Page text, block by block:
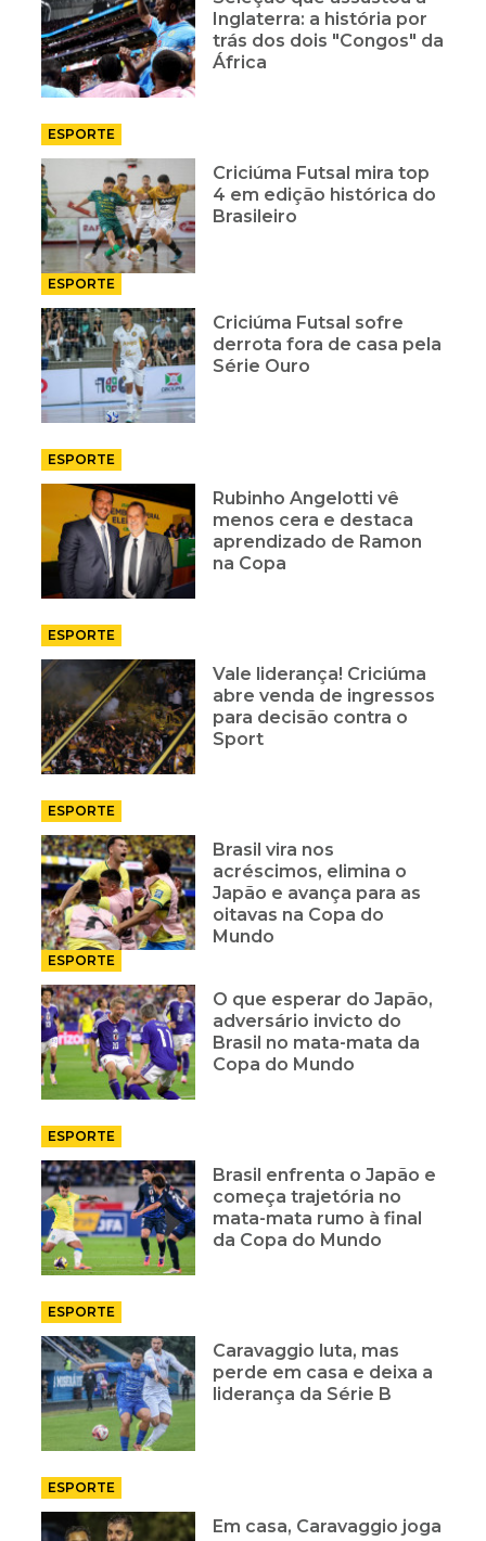
Inglaterra: a história por
trás dos dois "Congos" da
África
ESPORTE
Criciúma Futsal mira top
4 em edição histórica do
Brasileiro
ESPORTE
Criciúma Futsal sofre
derrota fora de casa pela
Série Ouro
ESPORTE
Rubinho Angelotti vê
menos cera e destaca
aprendizado de Ramon
na Copa
ESPORTE
Vale liderança! Criciúma
abre venda de ingressos
para decisão contra o
Sport
ESPORTE
Brasil vira nos
acréscimos, elimina o
Japão e avança para as
oitavas na Copa do
Mundo
ESPORTE
O que esperar do Japão,
adversário invicto do
Brasil no mata-mata da
Copa do Mundo
ESPORTE
Brasil enfrenta o Japão e
começa trajetória no
mata-mata rumo à final
da Copa do Mundo
ESPORTE
Caravaggio luta, mas
perde em casa e deixa a
liderança da Série B
ESPORTE
Em casa, Caravaggio joga